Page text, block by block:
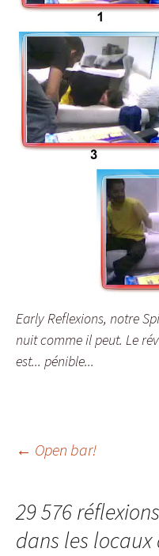
Early Reflexions, notre
nuit comme il peut. Le
est... pénible...
des
← Open bar!
29 576
dans les locaux